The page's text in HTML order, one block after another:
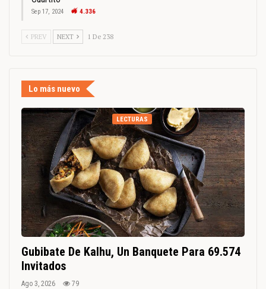
Sep 17, 2024 4.336
PREV NEXT 1 De 238
Lo más nuevo
LECTURAS
Gubibate De Kalhu, Un Banquete Para 69.574
Invitados
Ago 3, 2026 79